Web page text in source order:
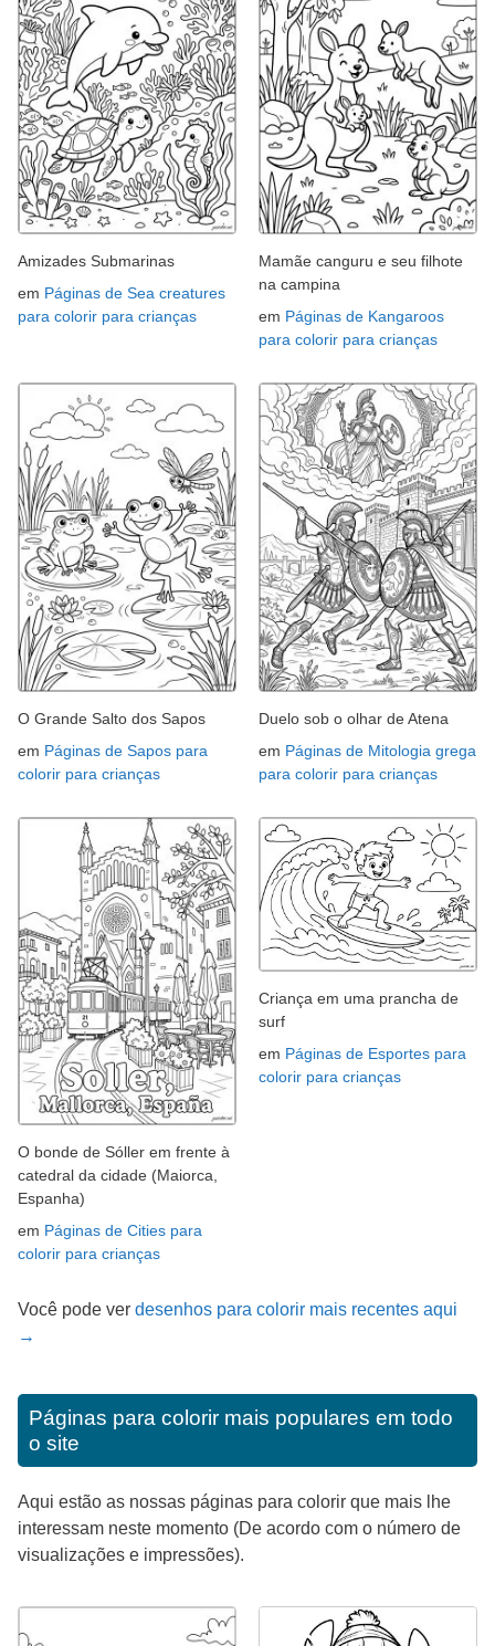
Amizades Submarinas
em Páginas de Sea creatures
para colorir para crianças
Mamãe canguru e seu filhote
na campina
em Páginas de Kangaroos
para colorir para crianças
O Grande Salto dos Sapos
em Páginas de Sapos para
colorir para crianças
Duelo sob o olhar de Atena
em Páginas de Mitologia grega
para colorir para crianças
O bonde de Sóller em frente à
catedral da cidade (Maiorca,
Espanha)
em Páginas de Cities para
colorir para crianças
Criança em uma prancha de
surf
em Páginas de Esportes para
colorir para crianças
Você pode ver desenhos para colorir mais recentes aqui
→
Páginas para colorir mais populares em todo
o site
Aqui estão as nossas páginas para colorir que mais lhe
interessam neste momento (De acordo com o número de
visualizações e impressões).